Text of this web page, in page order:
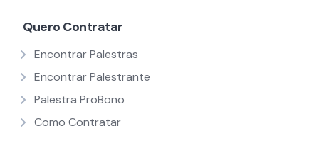
Quero Contratar
Encontrar Palestras
Encontrar Palestrante
Palestra ProBono
Como Contratar